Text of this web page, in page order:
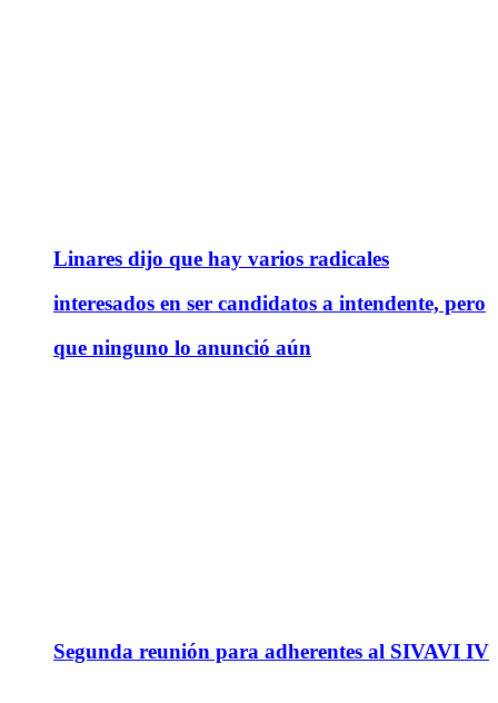
Linares dijo que hay varios radicales
interesados en ser candidatos a intendente, pero
que ninguno lo anunció aún
Segunda reunión para adherentes al SIVAVI IV